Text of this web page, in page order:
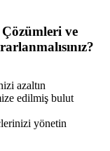
ve
azaltın
edilmiş bulut
yönetin